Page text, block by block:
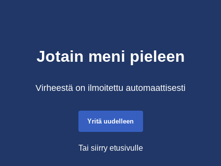
Jotain meni pieleen
Virheestä on ilmoitettu automaattisesti
Yritä uudelleen
Tai siirry etusivulle